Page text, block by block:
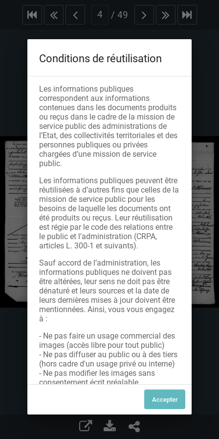
/ 49
Conditions de réutilisation
Les informations publiques
correspondent aux informations
contenues dans les documents produits
ou reçus dans le cadre de la mission de
service public des administrations de
l’Etat, des collectivités territoriales et des
personnes publiques ou privées
chargées d’une mission de service
public.
Les informations publiques peuvent être
réutilisées à d’autres fins que celles de la
mission de service public pour les
besoins de laquelle les documents ont
été produits ou reçus. Leur réutilisation
est régie par le code des relations entre
le public et l'administration (CRPA,
articles L. 300-1 et suivants).
Sauf accord de l’administration, les
informations publiques ne doivent pas
être altérées, leur sens ne doit pas être
dénaturé et leurs sources et la date de
leurs dernières mises à jour doivent être
mentionnées. Ainsi, vous vous engagez
à :
- Ne pas faire un usage commercial des
images (accès libre pour tout public)
- Ne pas diffuser au public ou à des tiers
(hors cadre d'un usage privé ou interne)
- Ne pas modifier les images sans
consentement écrit préalable
Dans le cas contraire, nous vous invitons
à nous contacter afin de solliciter le type
de Licence souhaitée parmi celles
proposées et le cas échéant, acquitter